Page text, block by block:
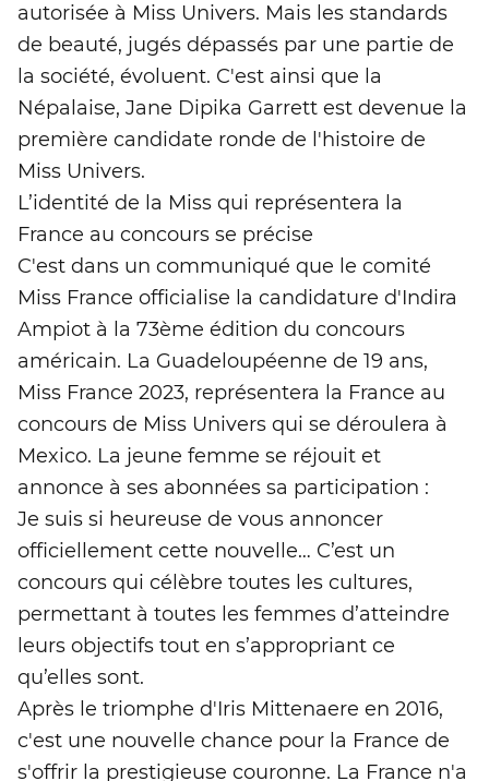
autorisée à Miss Univers. Mais les standards
de beauté, jugés dépassés par une partie de
la société, évoluent. C'est ainsi que la
Népalaise, Jane Dipika Garrett est devenue la
première candidate ronde de l'histoire de
Miss Univers.
L’identité de la Miss qui représentera la
France au concours se précise
C'est dans un communiqué que le comité
Miss France officialise la candidature d'Indira
Ampiot à la 73ème édition du concours
américain. La Guadeloupéenne de 19 ans,
Miss France 2023, représentera la France au
concours de Miss Univers qui se déroulera à
Mexico. La jeune femme se réjouit et
annonce à ses abonnées sa participation :
Je suis si heureuse de vous annoncer
officiellement cette nouvelle… C’est un
concours qui célèbre toutes les cultures,
permettant à toutes les femmes d’atteindre
leurs objectifs tout en s’appropriant ce
qu’elles sont.
Après le triomphe d'Iris Mittenaere en 2016,
c'est une nouvelle chance pour la France de
s'offrir la prestigieuse couronne. La France n'a